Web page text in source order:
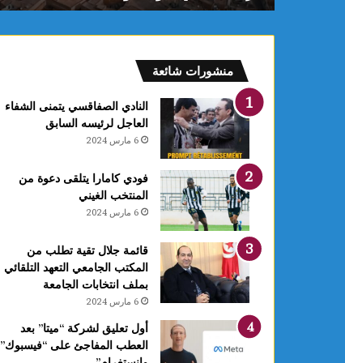
لليونسكو
منشورات شائعة
النادي الصفاقسي يتمنى الشفاء
العاجل لرئيسه السابق
6 مارس 2024
فودي كامارا يتلقى دعوة من
المنتخب الغيني
6 مارس 2024
قائمة جلال تقية تطلب من
المكتب الجامعي التعهد التلقائي
بملف انتخابات الجامعة
6 مارس 2024
أول تعليق لشركة “ميتا” بعد
العطب المفاجئ على “فيسبوك”